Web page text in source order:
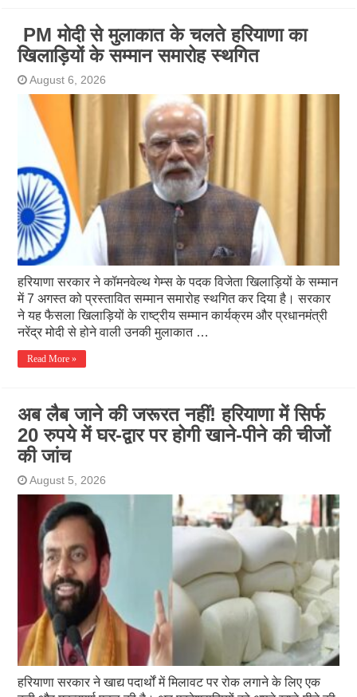
PM मोदी से मुलाकात के चलते हरियाणा का
खिलाड़ियों के सम्मान समारोह स्थगित
August 6, 2026
हरियाणा सरकार ने कॉमनवेल्थ गेम्स के पदक विजेता खिलाड़ियों के सम्मान
में 7 अगस्त को प्रस्तावित सम्मान समारोह स्थगित कर दिया है। सरकार
ने यह फैसला खिलाड़ियों के राष्ट्रीय सम्मान कार्यक्रम और प्रधानमंत्री
नरेंद्र मोदी से होने वाली उनकी मुलाकात …
Read More »
अब लैब जाने की जरूरत नहीं! हरियाणा में सिर्फ
20 रुपये में घर-द्वार पर होगी खाने-पीने की चीजों
की जांच
August 5, 2026
हरियाणा सरकार ने खाद्य पदार्थों में मिलावट पर रोक लगाने के लिए एक